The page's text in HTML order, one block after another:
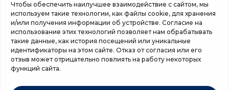
Чтобы обеспечить наилучшее взаимодействие с сайтом, мы
используем такие технологии, как файлы cookie, для хранения
и/или получения информации об устройстве. Согласие на
использование этих технологий позволяет нам обрабатывать
такие данные, как история посещений или уникальные
идентификаторы на этом сайте. Отказ от согласия или его
отзыв может отрицательно повлиять на работу некоторых
функций сайта.
Регламент кампании «100 zile pana la vis»
Copyright © 2026 Top Shop